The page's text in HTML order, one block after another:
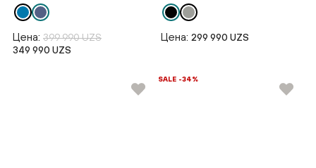
Цена: 399 990 UZS
349 990 UZS
Цена: 299 990 UZS
SALE -34%